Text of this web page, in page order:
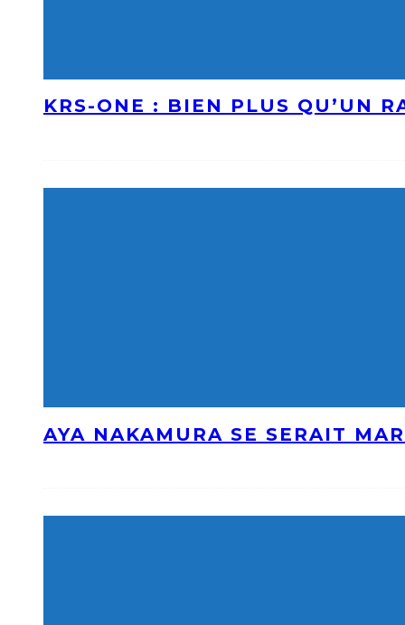
KRS-ONE : BIEN PLUS QU’UN
AYA NAKAMURA SE SERAIT